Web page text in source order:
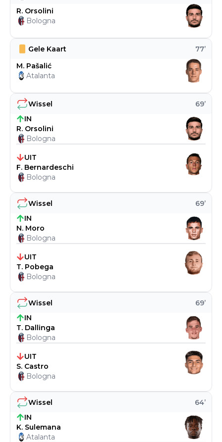
Wissel 64’
IN
K. Sulemana
Atalanta
Wissel 69’
IN
T. Dallinga
Bologna
UIT
S. Castro
Bologna
Wissel 69’
IN
N. Moro
Bologna
UIT
T. Pobega
Bologna
Wissel 69’
IN
R. Orsolini
Bologna
UIT
F. Bernardeschi
Bologna
Gele Kaart 77’
M. Pašalić
Atalanta
R. Orsolini
Bologna